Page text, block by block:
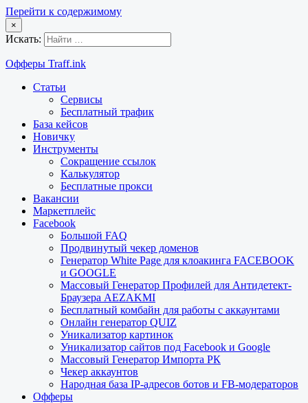
Перейти к содержимому
×
Искать:
Офферы Traff.ink
Статьи
Сервисы
Бесплатный трафик
База кейсов
Новичку
Инструменты
Сокращение ссылок
Калькулятор
Бесплатные прокси
Вакансии
Маркетплейс
Facebook
Большой FAQ
Продвинутый чекер доменов
Генератор White Page для клоакинга FACEBOOK
и GOOGLE
Массовый Генератор Профилей для Антидетект-
Браузера AEZAKMI
Бесплатный комбайн для работы с аккаунтами
Онлайн генератор QUIZ
Уникализатор картинок
Уникализатор сайтов под Facebook и Google
Массовый Генератор Импорта РК
Чекер аккаунтов
Народная база IP-адресов ботов и FB-модераторов
Офферы